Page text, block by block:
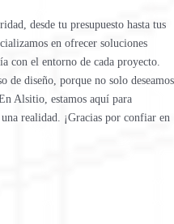
desde tu presupuesto hasta tus
en ofrecer soluciones
con el entorno de cada proyecto.
de diseño, porque no solo deseamos
Alsitio, estamos aquí para
realidad. ¡Gracias por confiar en